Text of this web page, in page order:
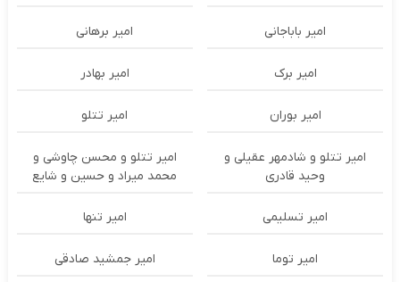
امیر باباجانی امیر برهانی
امیر برک امیر بهادر
امیر بوران امیر تتلو
امیر تتلو و شادمهر عقیلی و
وحید قادری
امیر تتلو و محسن چاوشی و
محمد میراد و حسین و شایع
امیر تسلیمی امیر تنها
امیر توما امیر جمشید صادقی